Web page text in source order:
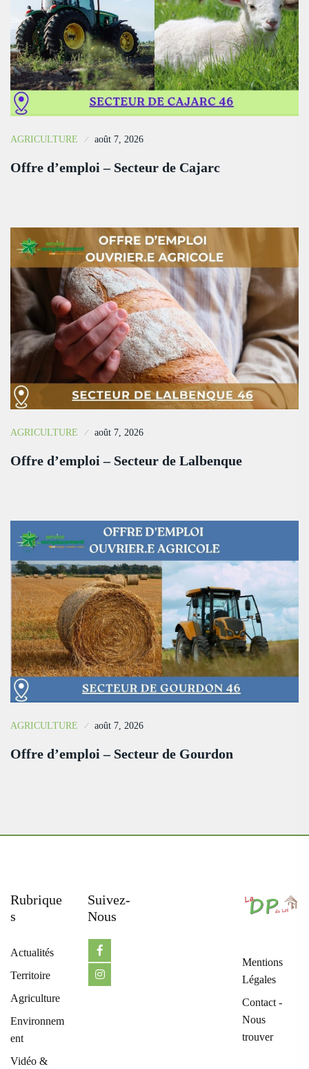
AGRICULTURE août 7, 2026
Offre d’emploi – Secteur de Cajarc
AGRICULTURE août 7, 2026
Offre d’emploi – Secteur de Lalbenque
AGRICULTURE août 7, 2026
Offre d’emploi – Secteur de Gourdon
Rubrique
S
Actualités
Territoire
Agriculture
Environnem
ent
Vidéo &
Suivez-
Nous
Mentions
Légales
Contact -
Nous
trouver